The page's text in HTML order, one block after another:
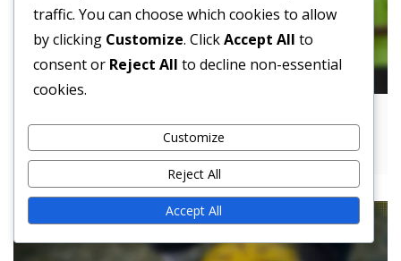
4-4-1-1 Taktikai Filozófia: Labdabirtoklás,
Ellenjáték, Presszing stílus
traffic. You can choose which cookies to allow
by clicking Customize. ClickAccept All to
consent or Reject All to decline non-essential
cookies.
Customize
Reject All
Accept All